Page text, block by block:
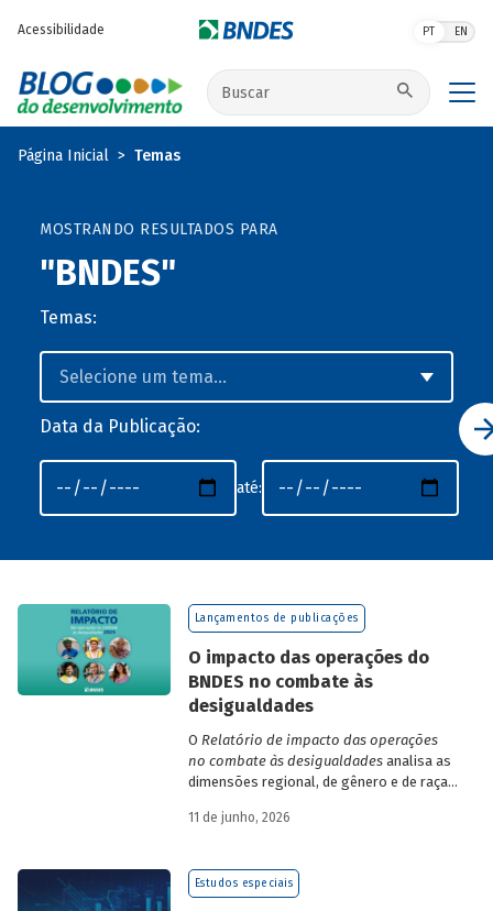
Acessibilidade PT EN
Buscar no site
Página Inicial Temas
MOSTRANDO RESULTADOS PARA
"BNDES"
Temas:
Data da Publicação:
até:
Lançamentos de publicações
O impacto das operações do
BNDES no combate às
desigualdades
O Relatório de impacto das operações
no combate às desigualdadesanalisa as
dimensões regional, de gênero e de raça,
desigualdade de renda no Brasil, no
BNDES.
11 de junho, 2026
Estudos especiais